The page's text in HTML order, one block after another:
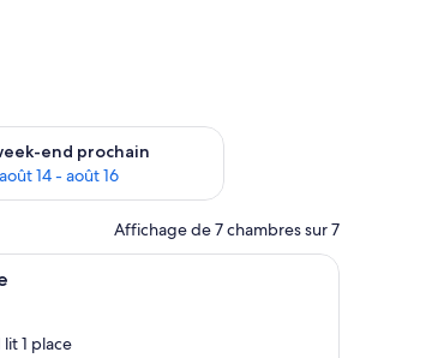
9
end prochain
août 14 - août 16
pour le week-end prochain août 14 -
Affichage de 7 chambres sur 7
fournis Une chambre d'hôtel avec deux lits, une
lit 1 place